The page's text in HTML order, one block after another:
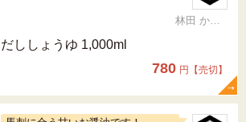
林田 かおり
だししょうゆ 1,000ml
780 円【売切】